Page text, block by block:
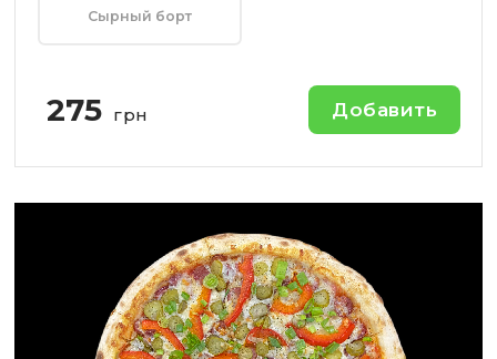
Сырный борт
275 грн Добавить